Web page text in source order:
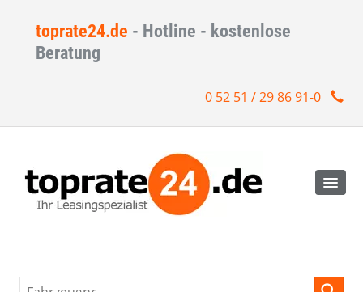
toprate24.de - Hotline - kostenlose
Beratung
0 52 51 / 29 86 91-0
Fahrzeugnr.